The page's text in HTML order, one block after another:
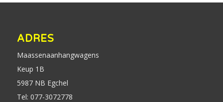
ADRES
Maassenaanhangwagens
Keup 1B
5987 NB Egchel
Tel: 077-3072778